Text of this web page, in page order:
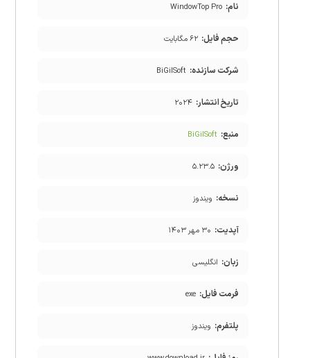
نام: WindowTop Pro
حجم فایل: ۶۲ مگابایت
شرکت سازنده: BiGilSoft
تاریخ انتشار: ۲۰۲۴
منبع: BiGilSoft
ورژن: ۵.۲۳.۵
نسخه: ویندوز
آپدیت: ۳۰ مهر ۱۴۰۳
زبان: انگلیسی
فرمت فایل: exe
پلتفرم: ویندوز